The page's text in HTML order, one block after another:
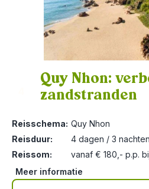
Quy Nhon:
zandstranden
Reisschema: Quy Nhon
Reisduur:
4 dagen / 3 nachten
Reissom:
vanaf € 180,- p.p.
Meer informatie